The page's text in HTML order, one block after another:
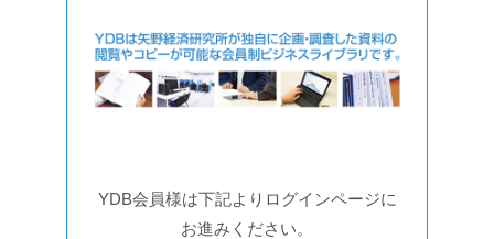
YDB会員様は下記よりログインページに
お進みください。